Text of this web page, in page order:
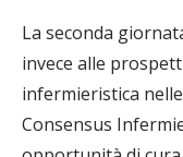
La seconda
invece alle
infermieristica
Consensus